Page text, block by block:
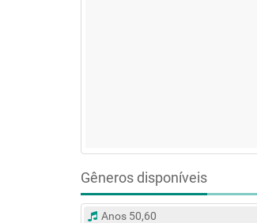
Gêneros disponíveis
Anos 50,60